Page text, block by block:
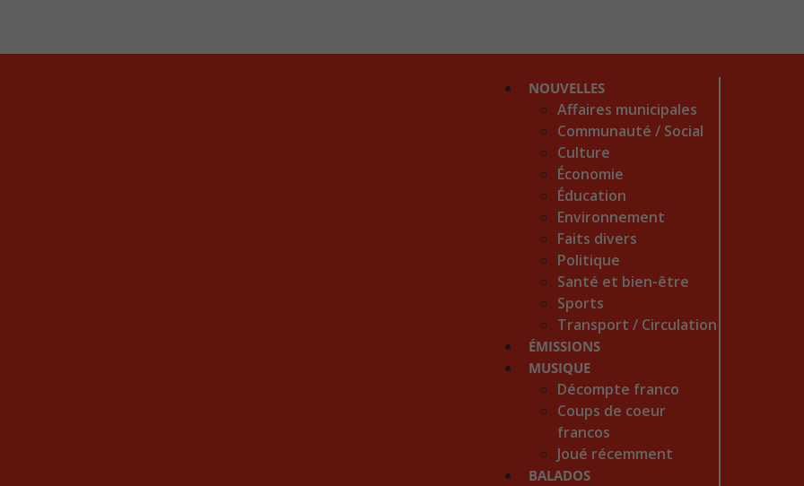
NOUVELLES
Affaires municipales
Communauté / Social
Culture
Économie
Éducation
Environnement
Faits divers
Politique
Santé et bien-être
Sports
Transport / Circulation
ÉMISSIONS
MUSIQUE
Décompte franco
Coups de coeur
francos
Joué récemment
BALADOS